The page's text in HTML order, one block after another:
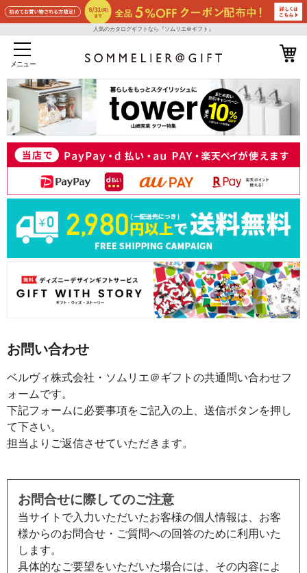
人気のカタログギフトなら『ソムリエ＠ギフト』
メニュー
お問い合わせ
ベルヴィ株式会社・ソムリエ＠ギフトの共通問い合わせフ
ォームです。
下記フォームに必要事項をご記入の上、送信ボタンを押し
て下さい。
担当よりご返信させていただきます。
お問合せに際してのご注意
当サイトで入力いただいたお客様の個人情報は、お客
様からのお問合せ・ご質問への回答のために利用いた
します。
具体的なご要望をいただいた場合には、その内容によ